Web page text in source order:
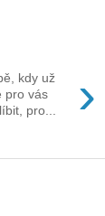
›
kdy už
pro vás
pro...